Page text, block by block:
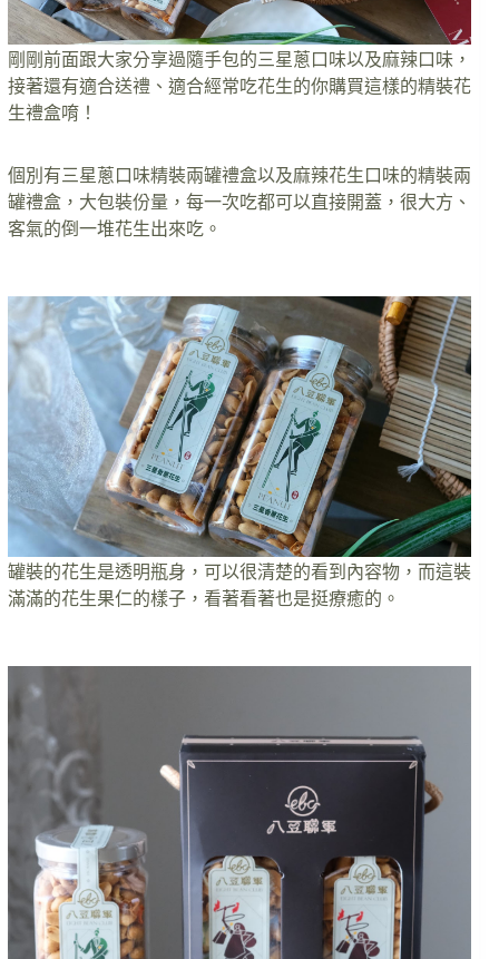
剛剛前面跟大家分享過隨手包的三星蔥口味以及麻辣口味，
接著還有適合送禮、適合經常吃花生的你購買這樣的精裝花
生禮盒唷！
個別有三星蔥口味精裝兩罐禮盒以及麻辣花生口味的精裝兩
罐禮盒，大包裝份量，每一次吃都可以直接開蓋，很大方、
客氣的倒一堆花生出來吃。
罐裝的花生是透明瓶身，可以很清楚的看到內容物，而這裝
滿滿的花生果仁的樣子，看著看著也是挺療癒的。